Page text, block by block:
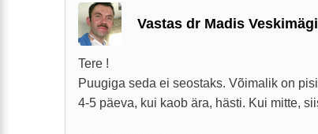
Vastas dr Madis Veskimägi
Tere !
Puugiga seda ei seostaks. Võimalik on
4-5 päeva, kui kaob ära, hästi. Kui mitte,